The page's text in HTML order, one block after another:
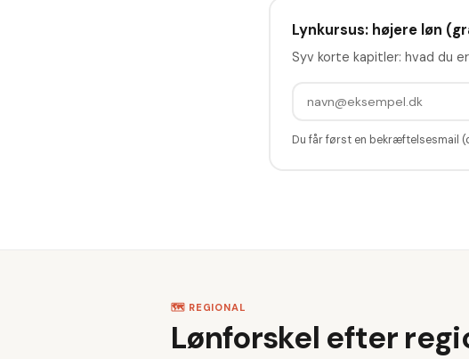
Lynkursus: højere løn
Syv korte kapitler: hvad du
Du får først en bekræftelsesmail
🗺️ REGIONAL
Lønforskel efter